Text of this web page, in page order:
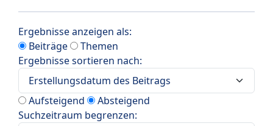
Ergebnisse anzeigen als:
Beiträge
Themen
Ergebnisse sortieren nach:
Aufsteigend
Absteigend
Suchzeitraum begrenzen: